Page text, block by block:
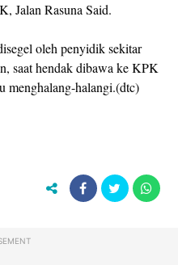
Jalan Rasuna Said.
oleh penyidik sekitar
saat hendak dibawa ke KPK
menghalang-halangi.(dtc)